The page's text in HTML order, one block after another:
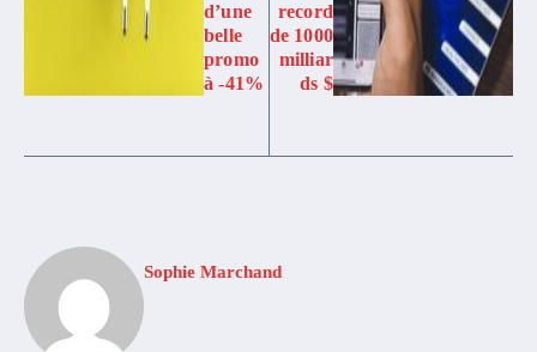
d’une
belle
promo
à -41%
record
de 1000
milliar
ds $
Sophie Marchand